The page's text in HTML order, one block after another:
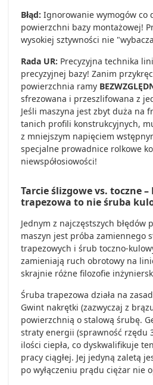
Błąd: Ignorowanie wymogów co
powierzchni bazy montażowej!
wysokiej sztywności nie
Rada UR: Precyzyjna technika
precyzyjnej bazy! Zanim
powierzchnia ramy
sfrezowana i przeszlifowana z
Jeśli maszyna jest zbyt duża na
tanich profili konstrukcyjnych,
z mniejszym napięciem
specjalne prowadnice rolkowe
niewspółosiowości!
Tarcie ślizgowe vs. toczne
trapezowa to nie śruba
Jednym z najczęstszych błędów
maszyn jest próba zamiennego
trapezowych i śrub toczno-
zamieniają ruch obrotowy na
skrajnie różne filozofie
Śruba trapezowa działa na
Gwint nakrętki (zazwyczaj z
powierzchnią o stalową śrubę.
straty energii (sprawność rzędu
ilości ciepła, co dyskwalifikuje
pracy ciągłej. Jej jedyną zaletą
po wyłączeniu prądu ciężar nie